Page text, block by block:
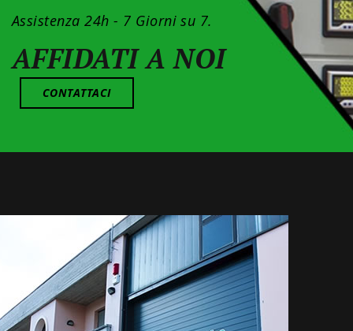
Assistenza 24h - 7 Giorni su 7.
AFFIDATI A NOI
CONTATTACI